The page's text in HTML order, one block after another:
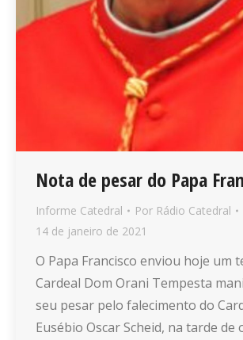
Nota de pesar do Papa
Informe Catedral Por Rádio Catedral
14 de janeiro de 2021
O Papa Francisco enviou hoje um
Cardeal Dom Orani Tempesta
seu pesar pelo falecimento do
Eusébio Oscar Scheid, na tarde de